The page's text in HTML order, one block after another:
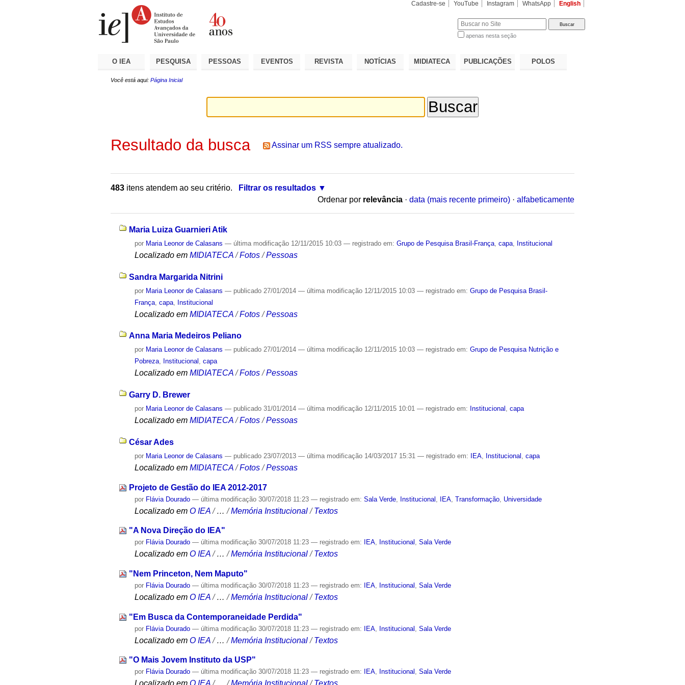
Cadastre-se YouTube Instagram WhatsApp English
apenas nesta seção
O IEA PESQUISA PESSOAS EVENTOS REVISTA NOTÍCIAS MIDIATECA PUBLICAÇÕES POLOS
Você está aqui: Página Inicial
Resultado da busca Assinar um RSS sempre atualizado.
483 itens atendem ao seu critério.
Filtrar os resultados
Ordenar por relevância · data (mais recente primeiro) · alfabeticamente
Maria Luiza Guarnieri Atik
por Maria Leonor de Calasans — última modificação 12/11/2015 10:03— registrado em:Grupo de Pesquisa Brasil-França ,capa Institucional
Localizado em MIDIATECA /Fotos /Pessoas
Sandra Margarida Nitrini
por Maria Leonor de Calasans — publicado 27/01/2014— última modificação 12/11/2015 10:03— registrado em:Grupo de Pesquisa Brasil-
França ,capa Institucional
Localizado em MIDIATECA /Fotos /Pessoas
Anna Maria Medeiros Peliano
por Maria Leonor de Calasans — publicado 27/01/2014— última modificação 12/11/2015 10:03— registrado em:Grupo de Pesquisa Nutrição e
Pobreza, Institucional ,capa
Localizado em MIDIATECA /Fotos /Pessoas
Garry D. Brewer
por Maria Leonor de Calasans — publicado 31/01/2014— última modificação 12/11/2015 10:01— registrado em: Institucional ,capa
Localizado em MIDIATECA /Fotos /Pessoas
César Ades
por Maria Leonor de Calasans — publicado 23/07/2013— última modificação 14/03/2017 15:31— registrado em: IEA Institucional ,capa
Localizado em MIDIATECA /Fotos /Pessoas
Projeto de Gestão do IEA 2012-2017
por Flávia Dourado — última modificação 30/07/2018 11:23— registrado em:Sala Verde Institucional IEA ,Transformação Universidade
Localizado em O IEA /…/Memória Institucional /Textos
"A Nova Direção do IEA"
por Flávia Dourado — última modificação 30/07/2018 11:23— registrado em: IEA, Institucional ,Sala Verde
Localizado em O IEA /…/Memória Institucional /Textos
"Nem Princeton, Nem Maputo"
por Flávia Dourado — última modificação 30/07/2018 11:23— registrado em: IEA Institucional ,Sala Verde
Localizado em O IEA /…/Memória Institucional /Textos
"Em Busca da Contemporaneidade Perdida"
por Flávia Dourado — última modificação 30/07/2018 11:23— registrado em: IEA Institucional ,Sala Verde
Localizado em O IEA /…/Memória Institucional /Textos
"O Mais Jovem Instituto da USP"
por Flávia Dourado — última modificação 30/07/2018 11:23— registrado em: IEA, Institucional ,Sala Verde